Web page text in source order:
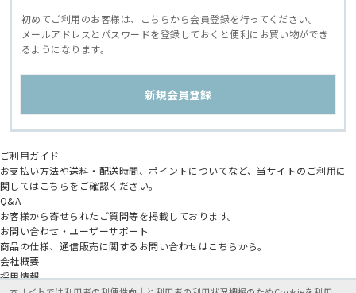
初めてご利用のお客様は、こちらから会員登録を行ってください。
メールアドレスとパスワードを登録しておくと便利にお買い物ができ
るようになります。
ご利用ガイド
お支払い方法や送料・配送時間、ポイントについてなど、当サイトのご利用に
関してはこちらをご確認ください。
Q&A
お客様から寄せられたご質問等を掲載しております。
お問い合わせ・ユーザーサポート
商品の仕様、通信販売に関するお問い合わせはこちらから。
会社概要
採用情報